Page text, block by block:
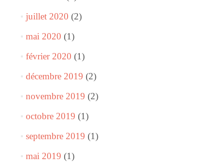
juillet 2020 (2)
mai 2020 (1)
février 2020 (1)
décembre 2019 (2)
novembre 2019 (2)
octobre 2019 (1)
septembre 2019 (1)
mai 2019 (1)